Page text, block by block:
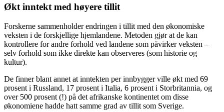
Økt inntekt med høyere tillit
Forskerne sammenholder endringen i tillit med den økonomiske
veksten i de forskjellige hjemlandene. Metoden gjør at de kan
kontrollere for andre forhold ved landene som påvirker veksten –
selv forhold som ikke direkte kan observeres (som historie og
kultur).
De finner blant annet at inntekten per innbygger ville økt med 69
prosent i Russland, 17 prosent i Italia, 6 prosent i Storbritannia, og
over 500 prosent (!) på det afrikanske kontinentet om disse
økonomiene hadde hatt samme grad av tillit som Sverige.